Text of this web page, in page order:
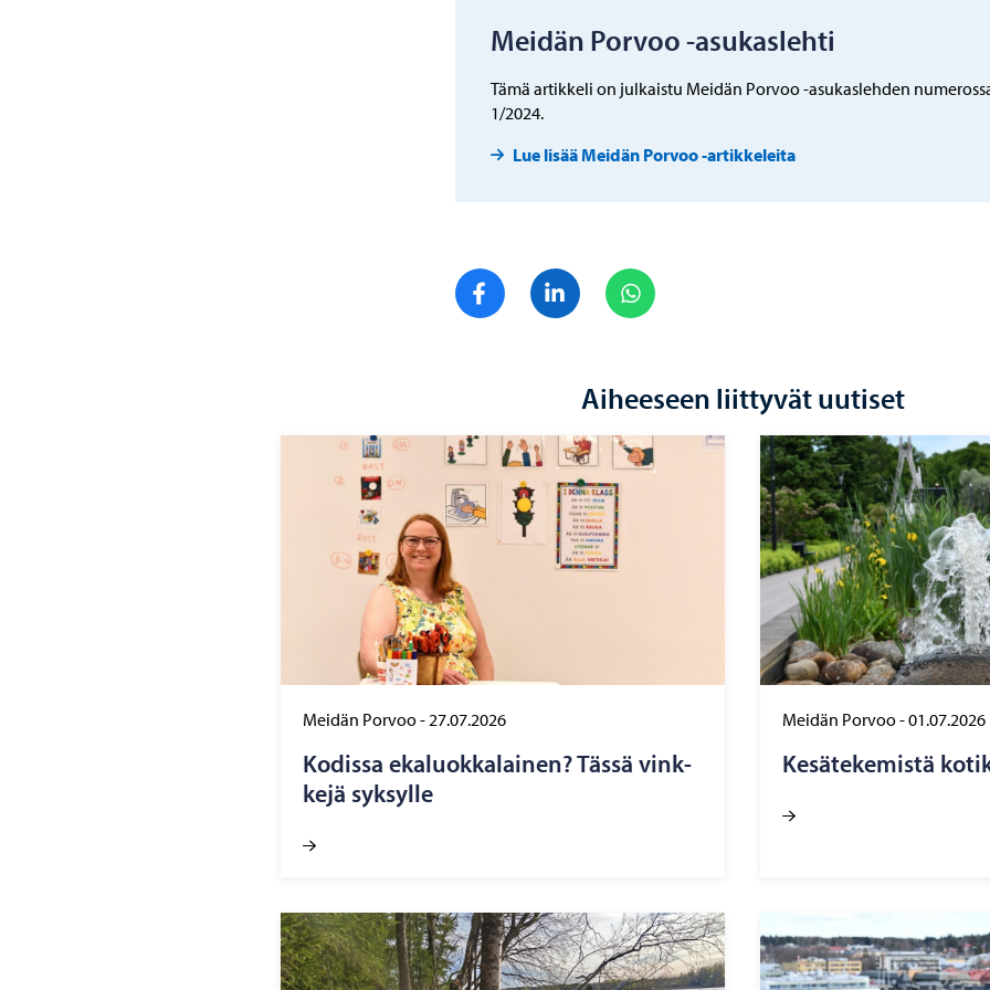
Meidän Porvoo -asukaslehti
Tämä artikkeli on julkaistu Meidän Porvoo -asukaslehden
1/2024.
Lue lisää Meidän Porvoo -artikkeleita
Jaa FacebookJaa LinkedIn
Aiheeseen liittyvät uutiset
Meidän Porvoo-27.07.2026
Ko­dis­sa eka­luok­ka­lai­nen? Tässä vink­
ke­jä syk­syl­le
Meidän Porvoo-01.07.2026
Ke­sä­te­ke­mis­tä